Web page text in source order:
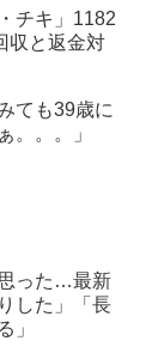
チキ」1182
収と返金対
ても39歳に
。。。」
った…最新
した」「長
」